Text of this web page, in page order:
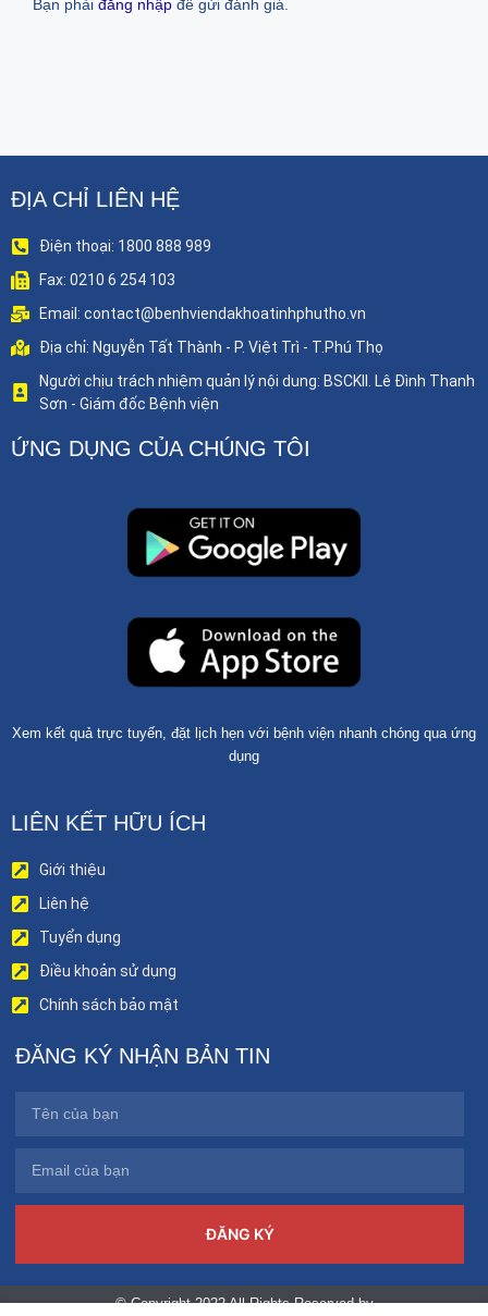
Bạn phải đăng nhập để gửi đánh giá.
ĐỊA CHỈ LIÊN HỆ
Điện thoại: 1800 888 989
Fax: 0210 6 254 103
Email: contact@benhviendakhoatinhphutho.vn
Địa chỉ: Nguyễn Tất Thành - P. Việt Trì - T.Phú Thọ
Người chịu trách nhiệm quản lý nội dung: BSCKII. Lê Đình Thanh
Sơn - Giám đốc Bệnh viện
ỨNG DỤNG CỦA CHÚNG TÔI
Xem kết quả trực tuyến, đặt lịch hẹn với bệnh viện nhanh chóng qua ứng
dụng
LIÊN KẾT HỮU ÍCH
Giới thiệu
Liên hệ
Tuyển dụng
Điều khoản sử dụng
Chính sách bảo mật
ĐĂNG KÝ NHẬN BẢN TIN
ĐĂNG KÝ
© Copyright 2022 All Rights Reserved by